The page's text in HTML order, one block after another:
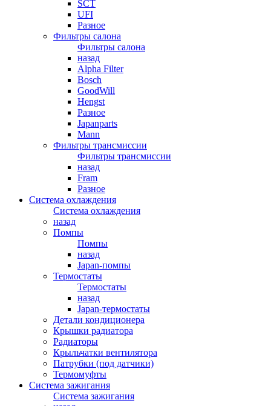
SCT
UFI
Разное
Фильтры салона
Фильтры салона
назад
Alpha Filter
Bosch
GoodWill
Hengst
Разное
Japanparts
Mann
Фильтры трансмиссии
Фильтры трансмиссии
назад
Fram
Разное
Система охлаждения
Система охлаждения
назад
Помпы
Помпы
назад
Japan-помпы
Термостаты
Термостаты
назад
Japan-термостаты
Детали кондиционера
Крышки радиатора
Радиаторы
Крыльчатки вентилятора
Патрубки (под датчики)
Термомуфты
Система зажигания
Система зажигания